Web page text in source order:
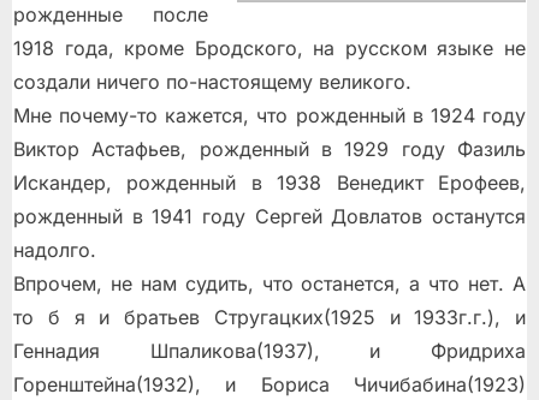
рожденные после
1918 года, кроме Бродского, на русском языке не
создали ничего по-настоящему великого.
Мне почему-то кажется, что рожденный в 1924 году
Виктор Астафьев, рожденный в 1929 году Фазиль
Искандер, рожденный в 1938 Венедикт Ерофеев,
рожденный в 1941 году Сергей Довлатов останутся
надолго.
Впрочем, не нам судить, что останется, а что нет. А
то б я и братьев Стругацких(1925 и 1933г.г.), и
Геннадия Шпаликова(1937), и Фридриха
Горенштейна(1932), и Бориса Чичибабина(1923)